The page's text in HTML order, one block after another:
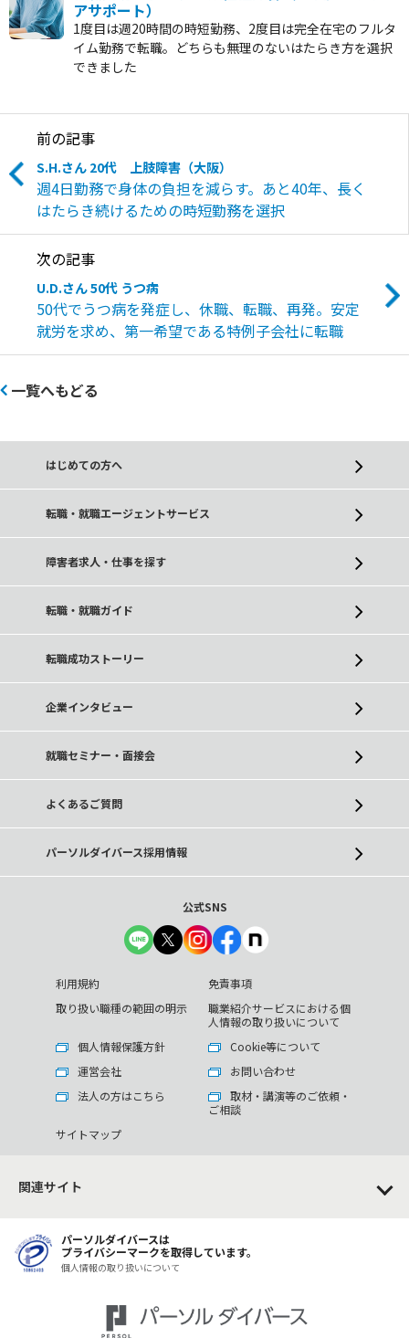
アサポート）
1度目は週20時間の時短勤務、2度目は完全在宅のフルタ
イム勤務で転職。どちらも無理のないはたらき方を選択
できました
前の記事
S.H.さん 20代 上肢障害（大阪）
週4日勤務で身体の負担を減らす。あと40年、長く
はたらき続けるための時短勤務を選択
次の記事
U.D.さん 50代 うつ病
50代でうつ病を発症し、休職、転職、再発。安定
就労を求め、第一希望である特例子会社に転職
一覧へもどる
はじめての方へ
転職・就職エージェントサービス
障害者求人・仕事を探す
転職・就職ガイド
転職成功ストーリー
企業インタビュー
就職セミナー・面接会
よくあるご質問
パーソルダイバース採用情報
公式SNS
利用規約
免責事項
取り扱い職種の範囲の明示
職業紹介サービスにおける個
人情報の取り扱いについて
個人情報保護方針
Cookie等について
運営会社
お問い合わせ
法人の方はこちら
取材・講演等のご依頼・
ご相談
サイトマップ
関連サイト
パーソルダイバースは
プライバシーマークを取得しています。
個人情報の取り扱いについて